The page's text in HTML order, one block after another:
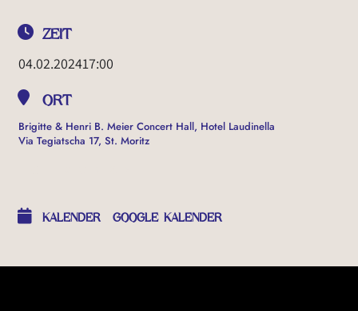
ZEIT
04.02.202417:00
ORT
Brigitte & Henri B. Meier Concert Hall, Hotel Laudinella
Via Tegiatscha 17, St. Moritz
KALENDER GOOGLE KALENDER